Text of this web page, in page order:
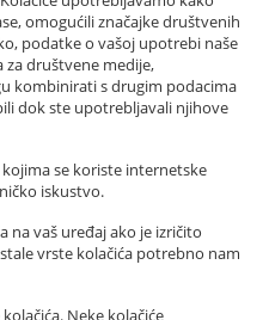
omogućili značajke društvenih
podatke o vašoj upotrebi naše
društvene medije,
kombinirati s drugim podacima
dok ste upotrebljavali njihove
se koriste internetske
iskustvo.
na vaš uređaj ako je izričito
vrste kolačića potrebno nam
Neke kolačiće